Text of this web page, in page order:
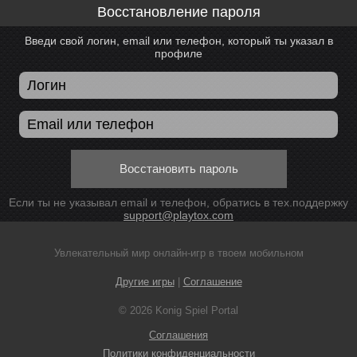
Восстановление пароля
Введи свой логин, email или телефон, который ты указал в
профиле
Восстановить пароль
Если ты не указывал email и телефон, обратись в тех.поддержку
support@playtox.com
Увлекательный мир онлайн-игр в твоем мобильном
Другие игры| Соглашение
© 2026 Konig Spiel Portal
Соглашения
Политики конфиденциальности